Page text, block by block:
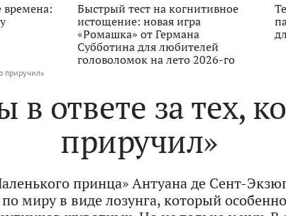
времена:
Быстрый тест на когнитивное
истощение: новая игра
«Ромашка» от Германа
Субботина для любителей
головоломок на лето 2026-го
приручил»
в ответе за тех,
приручил»
принца» Антуана де Сент-
миру в виде лозунга, который